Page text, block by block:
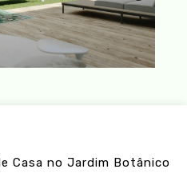
Casa no Jardim Botânico